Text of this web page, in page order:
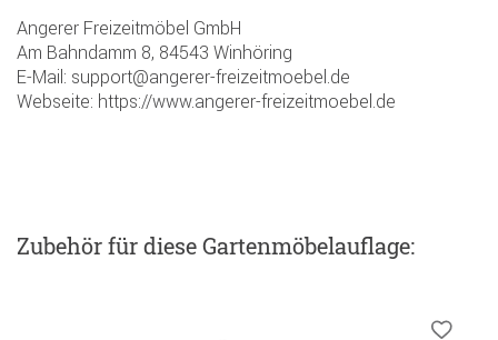
Angerer Freizeitmöbel GmbH
Am Bahndamm 8, 84543 Winhöring
E-Mail: support@angerer-freizeitmoebel.de
Webseite: https://www.angerer-freizeitmoebel.de
Zubehörfür diese Gartenmöbelauflage: